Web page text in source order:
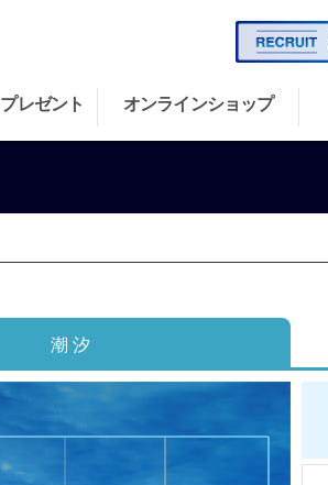
プレゼント オンラインショップ
潮 汐